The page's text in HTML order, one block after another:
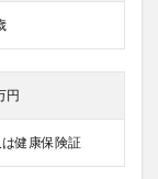
円
健康保険証